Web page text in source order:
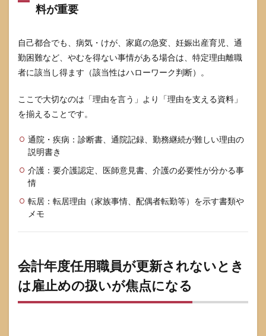
6.2
必須
ち物
チェ
ック
リス
6.3
追加
って
いく
と強
い資
料チ
クリ
スト
任用
職員
が損
をし
やす
料が重要
自己都合でも、病気・けが、家庭の急変、妊娠出産育児、通
勤困難など、やむを得ない事情がある場合は、特定理由離職
者に該当し得ます（該当性はハローワーク判断）。
ここで大切なのは「理由を言う」より「理由を支える資料」
を揃えることです。
通院・疾病：診断書、通院記録、勤務継続が難しい理由の
説明書き
介護：要介護認定、医師意見書、介護の必要性が分かる事
情
転居：転居理由（家族事情、配偶者転勤等）を示す書類や
メモ
会計年度任用職員が更新されないとき
は雇止めの扱いが焦点になる